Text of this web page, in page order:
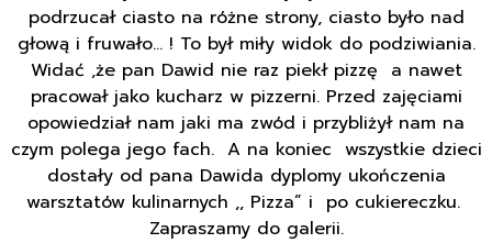
podrzucał ciasto na różne strony, ciasto było nad
głową i fruwało… ! To był miły widok do podziwiania.
Widać ,że pan Dawid nie raz piekł pizzę a nawet
pracował jako kucharz w pizzerni. Przed zajęciami
opowiedział nam jaki ma zwód i przybliżył nam na
czym polega jego fach. A na koniec wszystkie dzieci
dostały od pana Dawida dyplomy ukończenia
warsztatów kulinarnych ,, Pizza” i po cukiereczku.
Zapraszamy do galerii.